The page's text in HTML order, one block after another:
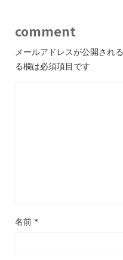
comment
メールアドレスが公開され
る欄は必須項目です
名前 *